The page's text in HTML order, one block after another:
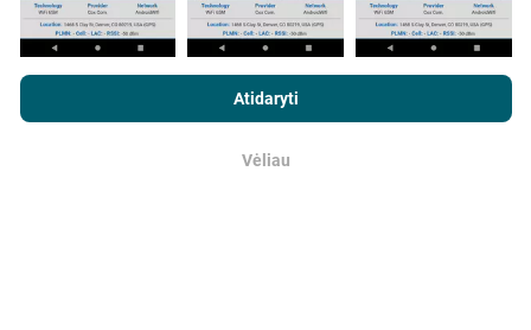
Atidaryti
Vėliau
, taip pat su „nPerf“ testu
licencijos sutartis.
Gerai